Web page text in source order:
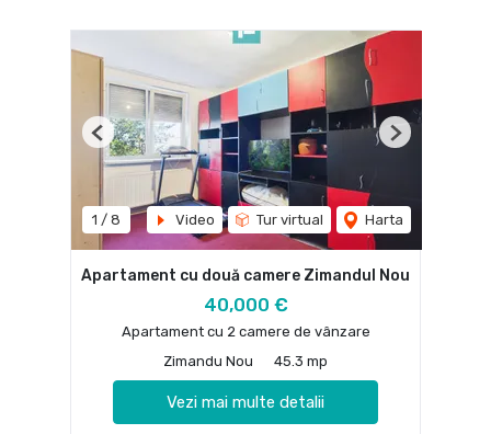
1 / 8 Video Tur virtual Harta
Previous Next
Apartament cu două camere Zimandul Nou
40,000 €
Apartament cu 2 camere de vânzare
Zimandu Nou
45.3 mp
Vezi mai multe detalii